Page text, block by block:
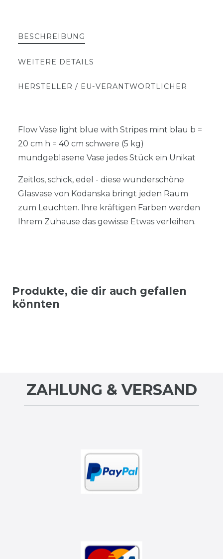
BESCHREIBUNG
WEITERE DETAILS
HERSTELLER / EU-VERANTWORTLICHER
Flow Vase light blue with Stripes mint blau b =
20 cm h = 40 cm schwere (5 kg)
mundgeblasene Vase jedes Stück ein Unikat
Zeitlos, schick, edel - diese wunderschöne
Glasvase von Kodanska bringt jeden Raum
zum Leuchten. Ihre kräftigen Farben werden
Ihrem Zuhause das gewisse Etwas verleihen.
Produkte, die dir auch gefallen
könnten
ZAHLUNG & VERSAND